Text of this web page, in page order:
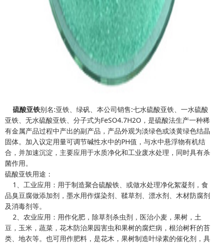
硫酸亚铁别名:亚铁、绿矾、本公司销售:七水硫酸亚铁、一水硫酸
亚铁、无水硫酸亚铁、分子式为FeSO4.7H2O，是硫酸法生产一种稀
有金属产品过程中产出的副产品，产品外观为淡绿色或淡黄绿色结晶
固体。加入议定用量可调节碱性水中的PH值，与水中悬浮物有机结
合，并加速沉淀，主要应用于水质净化和工业废水处理，同时具有杀
菌作用。
硫酸亚铁用途：
1、工业应用：用于制造聚合硫酸铁、或做水处理净化絮凝剂，食
品臭豆腐做添加剂，墨水用作煤染剂、鞣草剂、漂水剂、木材防腐剂
及消毒剂等。
2、农业应用：用作化肥，除草剂杀虫剂，医治小麦，果树，土
豆，玉米，蔬菜，花木防治果园害虫和果树的腐烂病，根治树秆的苔
类、地衣等。也可用作肥料，是花木，果树制造叶绿素的催化剂，具